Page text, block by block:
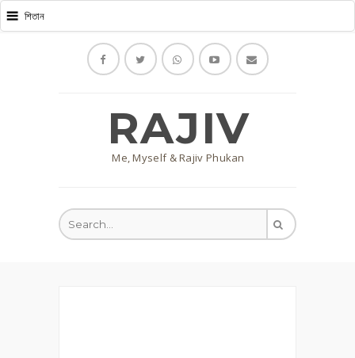
RAJIV
Me, Myself & Rajiv Phukan